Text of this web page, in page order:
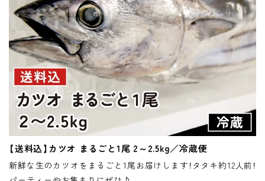
【送料込】カツオ まるごと1尾 2～2.5kg／冷蔵便
新鮮な生のカツオをまるごと1尾お届けします！タタキ約12人前！